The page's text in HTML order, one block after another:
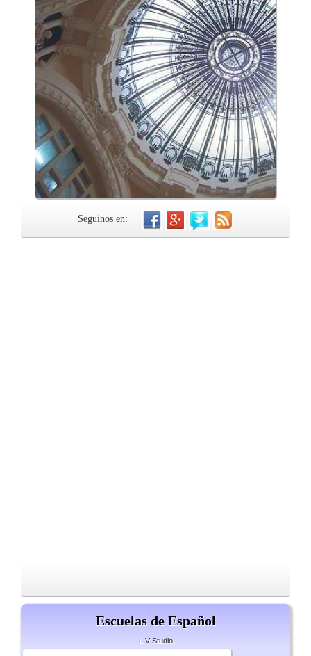
Seguinos en:
Escuelas de Español
L V Studio